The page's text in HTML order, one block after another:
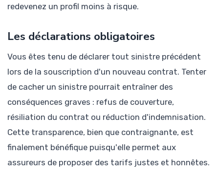
redevenez un profil moins à risque.
Les déclarations obligatoires
Vous êtes tenu de déclarer tout sinistre précédent
lors de la souscription d'un nouveau contrat. Tenter
de cacher un sinistre pourrait entraîner des
conséquences graves : refus de couverture,
résiliation du contrat ou réduction d'indemnisation.
Cette transparence, bien que contraignante, est
finalement bénéfique puisqu'elle permet aux
assureurs de proposer des tarifs justes et honnêtes.